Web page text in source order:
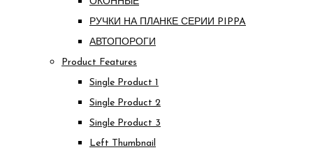
РУЧКИ НА ПЛАНКЕ СЕРИИ PIPPA
АВТОПОРОГИ
Product Features
Single Product 1
Single Product 2
Single Product 3
Left Thumbnail